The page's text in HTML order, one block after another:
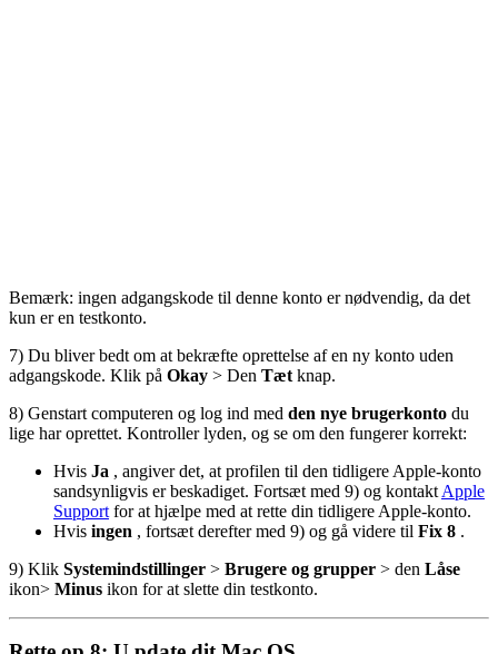
Bemærk: ingen adgangskode til denne konto er nødvendig, da det
kun er en testkonto.
7) Du bliver bedt om at bekræfte oprettelse af en ny konto uden
adgangskode. Klik på Okay > Den Tæt knap.
8) Genstart computeren og log ind med den nye brugerkonto du
lige har oprettet. Kontroller lyden, og se om den fungerer korrekt:
Hvis Ja , angiver det, at profilen til den tidligere Apple-konto
sandsynligvis er beskadiget. Fortsæt med 9) og kontakt Apple
Support for at hjælpe med at rette din tidligere Apple-konto.
Hvis ingen , fortsæt derefter med 9) og gå videre til Fix 8 .
9) Klik Systemindstillinger > Brugere og grupper > den Låse
ikon> Minus ikon for at slette din testkonto.